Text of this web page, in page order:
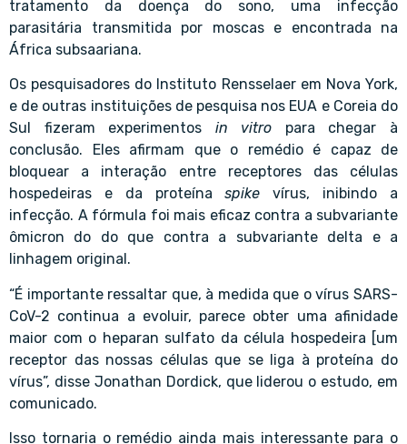
tratamento da doença do sono, uma infecção
parasitária transmitida por moscas e encontrada na
África subsaariana.
Os pesquisadores do Instituto Rensselaer em Nova York,
e de outras instituições de pesquisa nos EUA e Coreia do
Sul fizeram experimentos in vitro para chegar à
conclusão. Eles afirmam que o remédio é capaz de
bloquear a interação entre receptores das células
hospedeiras e da proteínaspikevírus, inibindo a
infecção. A fórmula foi mais eficaz contra a subvariante
ômicron do do que contra a subvariante delta e a
linhagem original.
“É importante ressaltar que, à medida que o vírus SARS-
CoV-2 continua a evoluir, parece obter uma afinidade
maior com o heparan sulfato da célula hospedeira [um
receptor das nossas células que se liga à proteína do
vírus”, disse Jonathan Dordick, que liderou o estudo, em
comunicado.
Isso tornaria o remédio ainda mais interessante para o